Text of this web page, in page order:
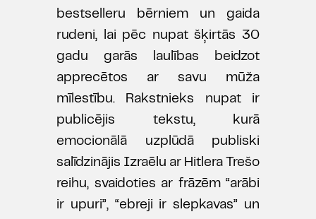
bestselleru bērniem un gaida
rudeni, lai pēc nupat šķirtās 30
gadu garās laulības beidzot
apprecētos ar savu mūža
mīlestību. Rakstnieks nupat ir
publicējis tekstu, kurā
emocionālā uzplūdā publiski
salīdzinājis Izraēlu ar Hitlera Trešo
reihu, svaidoties ar frāzēm “arābi
ir upuri”, “ebreji ir slepkavas” un